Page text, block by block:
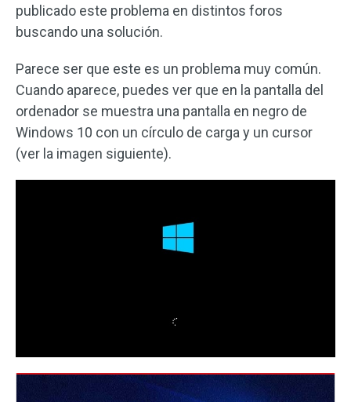
publicado este problema en distintos foros
buscando una solución.
Parece ser que este es un problema muy común.
Cuando aparece, puedes ver que en la pantalla del
ordenador se muestra una pantalla en negro de
Windows 10 con un círculo de carga y un cursor
(ver la imagen siguiente).